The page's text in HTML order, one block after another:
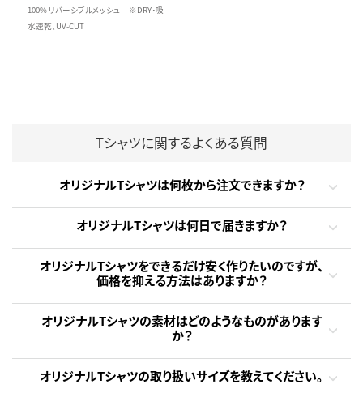
100% リバーシブルメッシュ ※DRY・吸
水速乾、UV-CUT
Tシャツに関するよくある質問
オリジナルTシャツは何枚から注文できますか？
オリジナルTシャツは何日で届きますか？
オリジナルTシャツをできるだけ安く作りたいのですが、
価格を抑える方法はありますか？
オリジナルTシャツの素材はどのようなものがあります
か？
オリジナルTシャツの取り扱いサイズを教えてください。